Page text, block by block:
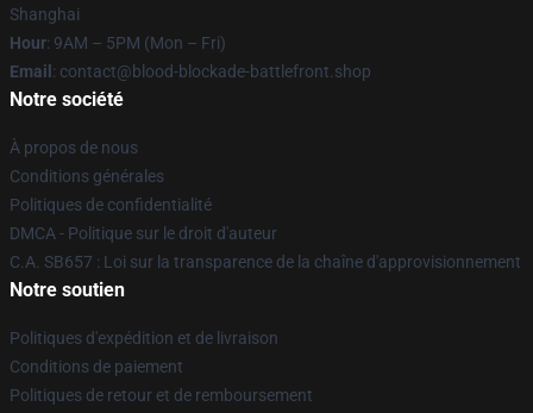
Shanghai
Hour: 9AM – 5PM (Mon – Fri)
Email : contact@blood-blockade-battlefront.shop
Notre société
À propos de nous
Conditions générales
Politiques de confidentialité
DMCA - Politique sur le droit d'auteur
C.A. SB657 : Loi sur la transparence de la chaîne d'approvisionnement
Notre soutien
Politiques d'expédition et de livraison
Conditions de paiement
Politiques de retour et de remboursement